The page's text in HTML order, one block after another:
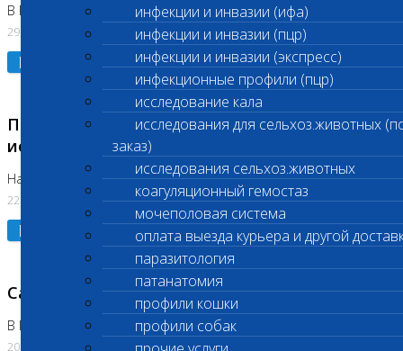
инфекции и инвазии (ифа)
инфекции и инвазии (пцр)
инфекции и инвазии (экспресс)
инфекционные профили (пцр)
исследование кала
исследования для сельхоз.животных
заказ)
исследования сельхоз.животных
коагуляционный гемостаз
мочеполовая система
оплата выезда курьера и другой
паразитология
патанатомия
профили кошки
профили собак
В Бутово 29.07.26
29.07.2026
Подробнее
Приостановлено выполнение биохимических
исследований
На Нагорной. Код ( 123,310,309)
22.07.2026
Подробнее
Санитарные дни
В Коломне 24.07.2026 и 28.07.2026
20.07.2026